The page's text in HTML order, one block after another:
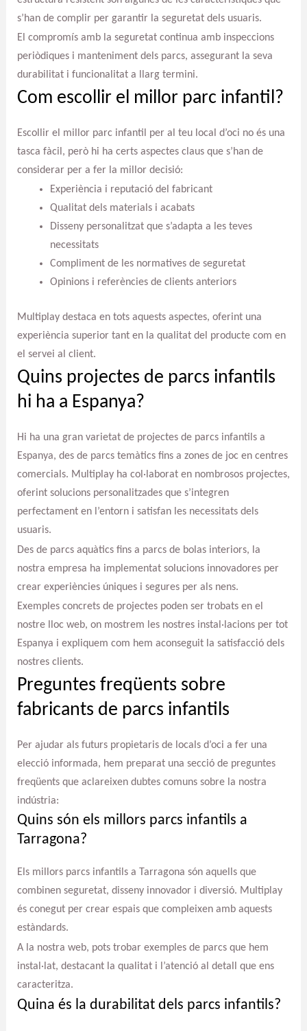
s’han de complir per garantir la seguretat dels usuaris.
El compromís amb la seguretat continua amb inspeccions
periòdiques i manteniment dels parcs, assegurant la seva
durabilitat i funcionalitat a llarg termini.
Com escollir el millor parc infantil?
Escollir el millor parc infantil per al teu local d’oci no és una
tasca fàcil, però hi ha certs aspectes claus que s’han de
considerar per a fer la millor decisió:
Experiència i reputació del fabricant
Qualitat dels materials i acabats
Disseny personalitzat que s’adapta a les teves
necessitats
Compliment de les normatives de seguretat
Opinions i referències de clients anteriors
Multiplay destaca en tots aquests aspectes, oferint una
experiència superior tant en la qualitat del producte com en
el servei al client.
Quins projectes de parcs infantils
hi ha a Espanya?
Hi ha una gran varietat de projectes de parcs infantils a
Espanya, des de parcs temàtics fins a zones de joc en centres
comercials. Multiplay ha col·laborat en nombrosos projectes,
oferint solucions personalitzades que s’integren
perfectament en l’entorn i satisfan les necessitats dels
usuaris.
Des de parcs aquàtics fins a parcs de bolas interiors, la
nostra empresa ha implementat solucions innovadores per
crear experiències úniques i segures per als nens.
Exemples concrets de projectes poden ser trobats en el
nostre lloc web, on mostrem les nostres instal·lacions per tot
Espanya i expliquem com hem aconseguit la satisfacció dels
nostres clients.
Preguntes freqüents sobre
fabricants de parcs infantils
Per ajudar als futurs propietaris de locals d’oci a fer una
elecció informada, hem preparat una secció de preguntes
freqüents que aclareixen dubtes comuns sobre la nostra
indústria:
Quins són els millors parcs infantils a
Tarragona?
Els millors parcs infantils a Tarragona són aquells que
combinen seguretat, disseny innovador i diversió. Multiplay
és conegut per crear espais que compleixen amb aquests
estàndards.
A la nostra web, pots trobar exemples de parcs que hem
instal·lat, destacant la qualitat i l’atenció al detall que ens
caracteritza.
Quina és la durabilitat dels parcs infantils?